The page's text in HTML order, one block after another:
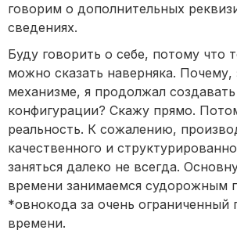
говорим о дополнительных
сведениях.
Буду говорить о себе, потому что
можно сказать наверняка. Почему,
механизме, я продолжал
конфигурации? Скажу прямо.
реальность. К сожалению,
качественного и
заняться далеко не всегда.
времени занимаемся судорожным
*овнокода за очень ограниченный
времени.